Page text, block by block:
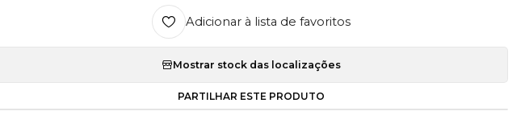
Adicionar à lista de favoritos
Mostrar stock das localizações
PARTILHAR ESTE PRODUTO